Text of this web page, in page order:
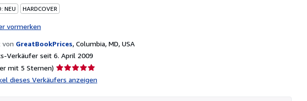
NEU HARDCOVER
vormerken
von GreatBookPrices, Columbia, MD, USA
Verkäufer seit 6. April 2009
mit 5 Sternen) Verkäuferbewertung
5
dieses Verkäufers anzeigen